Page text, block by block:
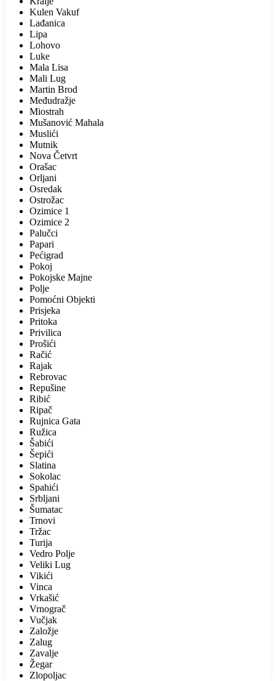
Kulen Vakuf
Lađanica
Lipa
Lohovo
Luke
Mala Lisa
Mali Lug
Martin Brod
Međudražje
Miostrah
Mušanović Mahala
Muslići
Mutnik
Nova Četvrt
Orašac
Orljani
Osredak
Ostrožac
Ozimice 1
Ozimice 2
Palučci
Papari
Pećigrad
Pokoj
Pokojske Majne
Polje
Pomoćni Objekti
Prisjeka
Pritoka
Privilica
Prošići
Račić
Rajak
Rebrovac
Repušine
Ribić
Ripač
Rujnica Gata
Ružica
Šabići
Šepići
Slatina
Sokolac
Spahići
Srbljani
Šumatac
Trnovi
Tržac
Turija
Vedro Polje
Veliki Lug
Vikići
Vinca
Vrkašić
Vrnograč
Vučjak
Založje
Zalug
Zavalje
Žegar
Zlopoljac